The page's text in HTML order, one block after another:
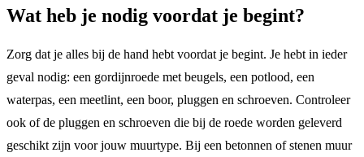
Wat heb je nodig voordat je begint?
Zorg dat je alles bij de hand hebt voordat je begint. Je hebt in ieder
geval nodig: een gordijnroede met beugels, een potlood, een
waterpas, een meetlint, een boor, pluggen en schroeven. Controleer
ook of de pluggen en schroeven die bij de roede worden geleverd
geschikt zijn voor jouw muurtype. Bij een betonnen of stenen muur